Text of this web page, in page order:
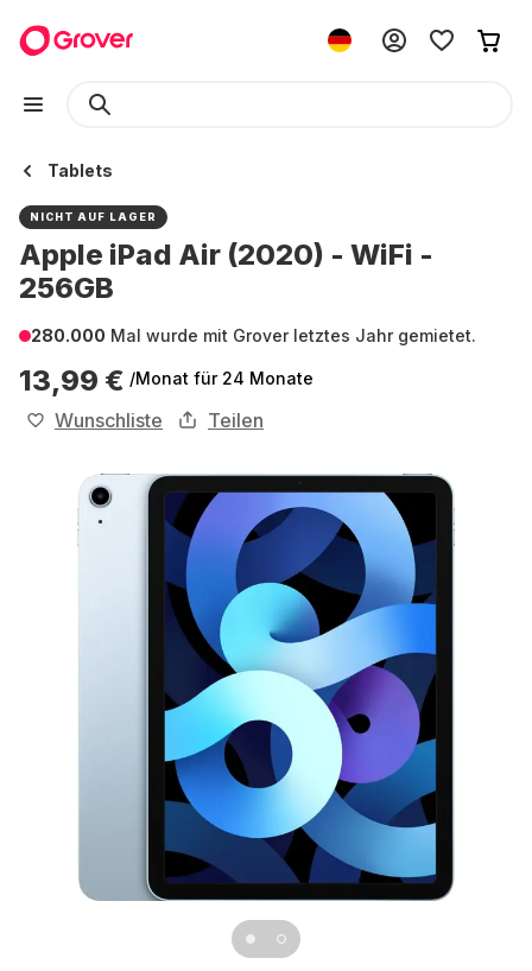
Tablets
NICHT AUF LAGER
Apple iPad Air (2020) - WiFi -
256GB
280.000 Mal wurde mit Grover letztes Jahr gemietet.
13,99 € /Monat für 24 Monate
Wunschliste Teilen